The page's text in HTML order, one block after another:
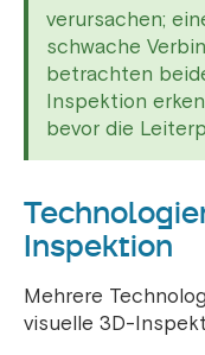
verursachen;
schwache
betrachten
Inspektion
bevor die
Inspektion
Mehrere
visuelle 3D-